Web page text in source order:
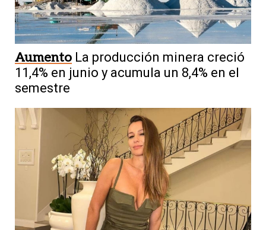
Aumento La producción minera creció
11,4% en junio y acumula un 8,4% en el
semestre